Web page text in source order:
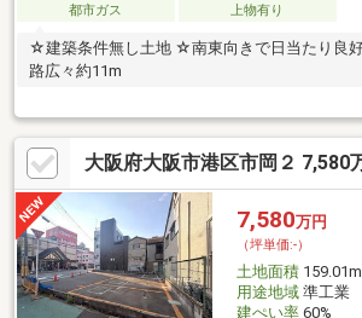
都市ガス
上物有り
☆建築条件無し土地 ☆南東向きで日当たり良
路広々約11m
大阪府大阪市港区市岡２ 7,580
7,580万円
（坪単価:-）
土地面積159.01m
用途地域準工業
建ぺい率60%